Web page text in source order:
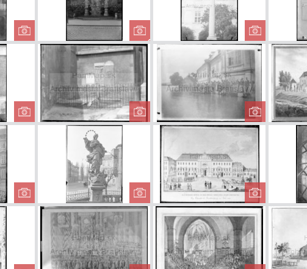
Kostol
Milosrdných
bratov - organ
Stĺp sv. Jozefa na
Hviezdoslavovo
m námestí
Náhrobok
Mikuláša
Pálffyho v...
Dóm svätého
Martina
Morový stĺp na
Rybnom námestí
Morový stĺp na
Rybnom námestí